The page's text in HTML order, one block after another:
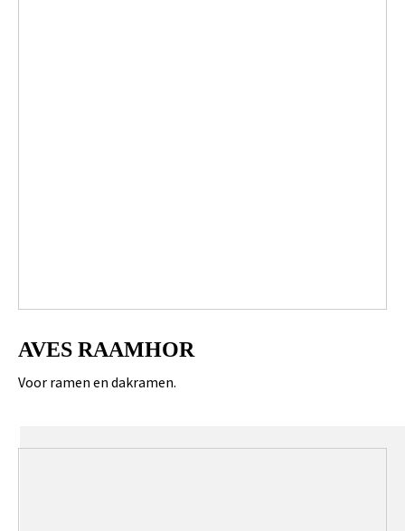
AVES RAAMHOR
Voor ramen en dakramen.